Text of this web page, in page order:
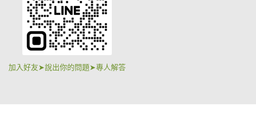
加入好友➤說出你的問題➤專人解答